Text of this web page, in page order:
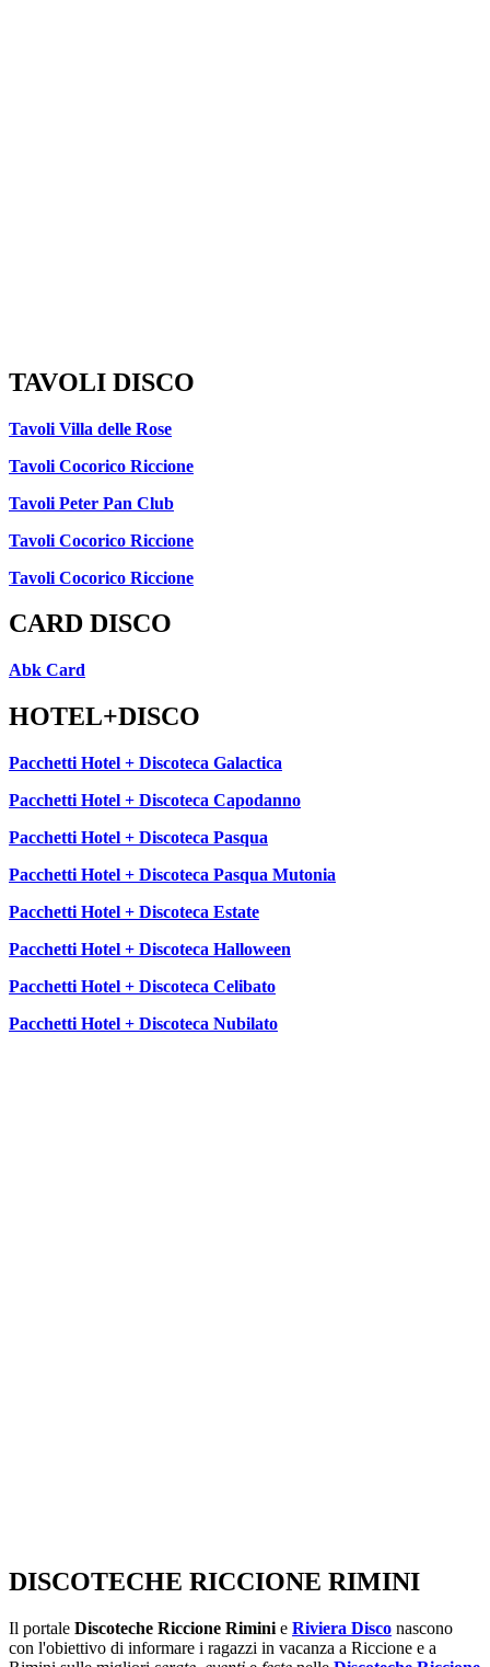
TAVOLI DISCO
Tavoli Villa delle Rose
Tavoli Cocorico Riccione
Tavoli Peter Pan Club
Tavoli Cocorico Riccione
Tavoli Cocorico Riccione
CARD DISCO
Abk Card
HOTEL+DISCO
Pacchetti Hotel + Discoteca Galactica
Pacchetti Hotel + Discoteca Capodanno
Pacchetti Hotel + Discoteca Pasqua
Pacchetti Hotel + Discoteca Pasqua Mutonia
Pacchetti Hotel + Discoteca Estate
Pacchetti Hotel + Discoteca Halloween
Pacchetti Hotel + Discoteca Celibato
Pacchetti Hotel + Discoteca Nubilato
DISCOTECHE RICCIONE RIMINI
Il portale Discoteche Riccione Rimini e Riviera Disco nascono
con l'obiettivo di informare i ragazzi in vacanza a Riccione e a